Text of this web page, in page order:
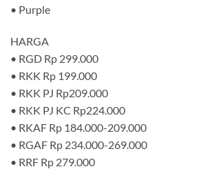
• Purple
HARGA
• RGD Rp 299.000
• RKK Rp 199.000
• RKK PJ Rp209.000
• RKK PJ KC Rp224.000
• RKAF Rp 184.000-209.000
• RGAF Rp 234.000-269.000
• RRF Rp 279.000